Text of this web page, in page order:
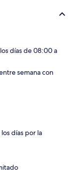
días de 08:00 a
semana con
días por la